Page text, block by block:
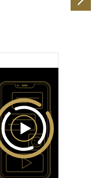
möglicherweise mit